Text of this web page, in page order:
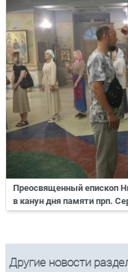
Преосвященный епископ
в канун дня памяти прп.
Другие новости